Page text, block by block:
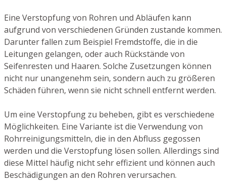
Eine Verstopfung von Rohren und Abläufen kann
aufgrund von verschiedenen Gründen zustande kommen.
Darunter fallen zum Beispiel Fremdstoffe, die in die
Leitungen gelangen, oder auch Rückstände von
Seifenresten und Haaren. Solche Zusetzungen können
nicht nur unangenehm sein, sondern auch zu größeren
Schäden führen, wenn sie nicht schnell entfernt werden.
Um eine Verstopfung zu beheben, gibt es verschiedene
Möglichkeiten. Eine Variante ist die Verwendung von
Rohrreinigungsmitteln, die in den Abfluss gegossen
werden und die Verstopfung lösen sollen. Allerdings sind
diese Mittel häufig nicht sehr effizient und können auch
Beschädigungen an den Rohren verursachen.